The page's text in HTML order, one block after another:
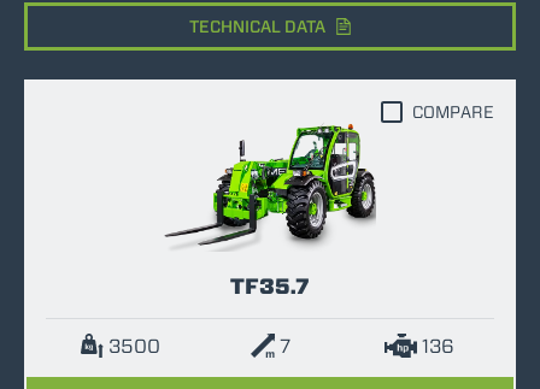
TECHNICAL DATA
TF35.7
3500 7 136
COMPARE